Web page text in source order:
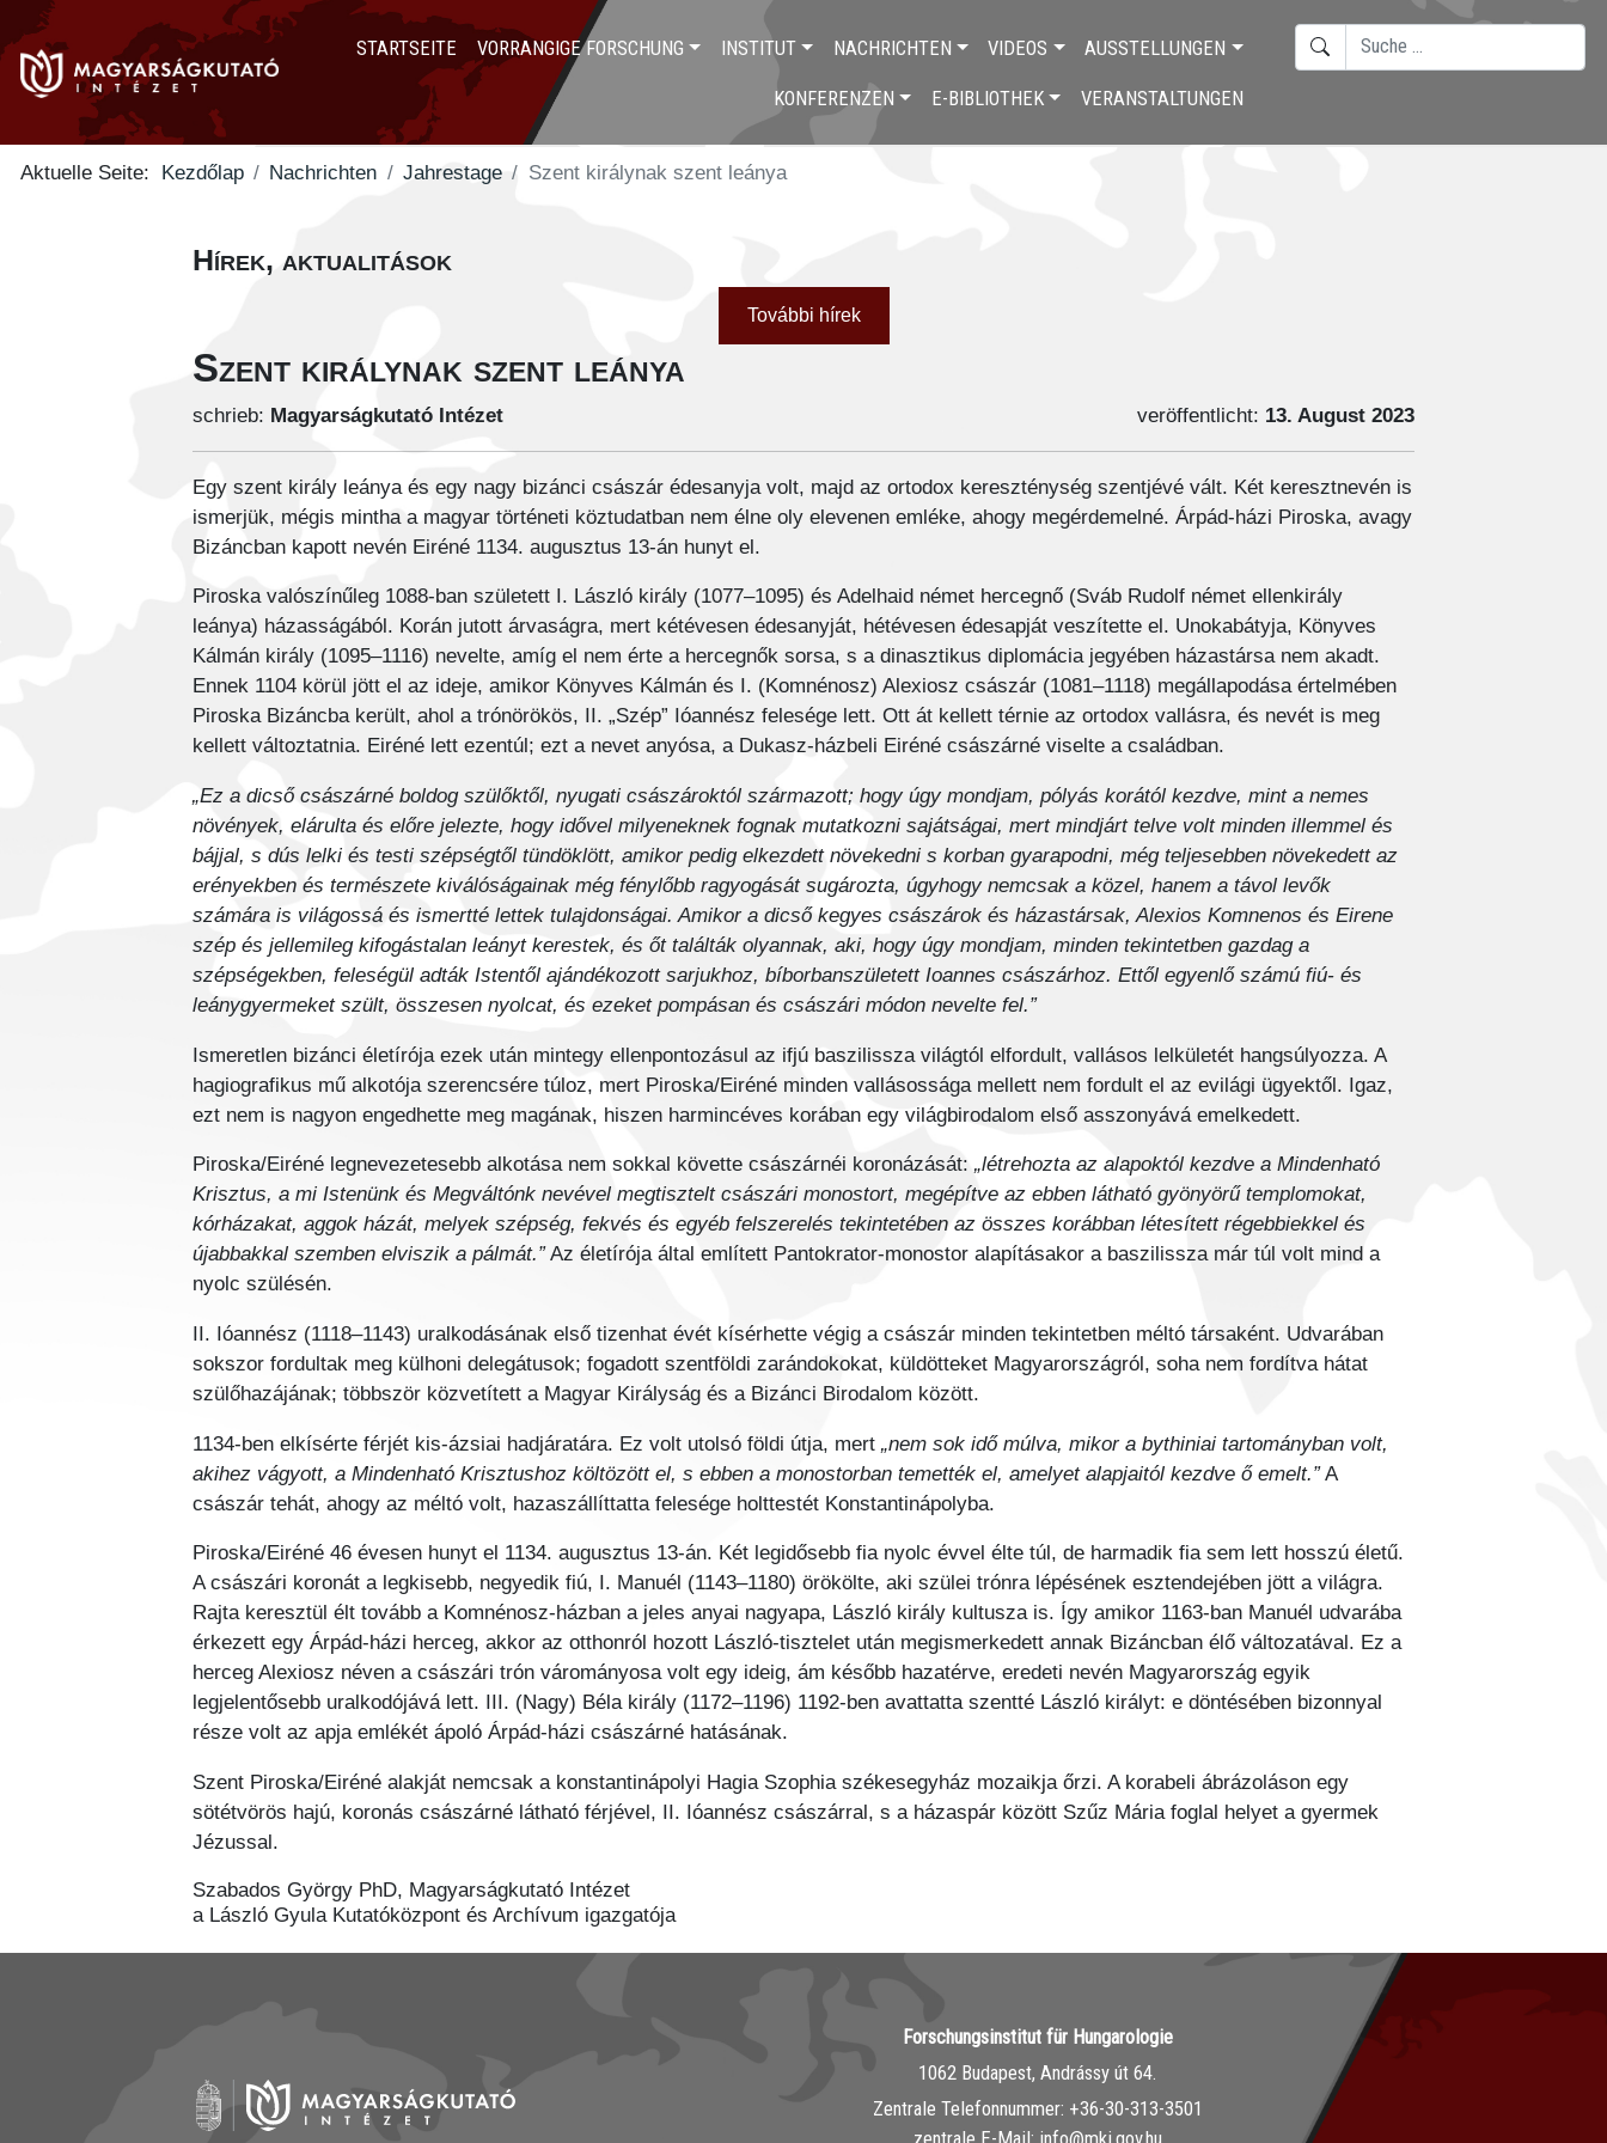
STARTSEITE VORRANGIGE FORSCHUNG INSTITUT NACHRICHTEN VIDEOS AUSSTELLUNGEN
KONFERENZEN E-BIBLIOTHEK VERANSTALTUNGEN
SUCHEN
Aktuelle Seite: Kezdőlap Nachrichten Jahrestage Szent királynak szent leánya
Hírek, aktualitások
További hírek
Szent királynak szent leánya
schrieb: Magyarságkutató Intézet veröffentlicht: 13. August 2023
Egy szent király leánya és egy nagy bizánci császár édesanyja volt, majd az ortodox kereszténység szentjévé vált. Két keresztnevén is
ismerjük, mégis mintha a magyar történeti köztudatban nem élne oly elevenen emléke, ahogy megérdemelné. Árpád-házi Piroska, avagy
Bizáncban kapott nevén Eiréné 1134. augusztus 13-án hunyt el.
Piroska valószínűleg 1088-ban született I. László király (1077–1095) és Adelhaid német hercegnő (Sváb Rudolf német ellenkirály
leánya) házasságából. Korán jutott árvaságra, mert kétévesen édesanyját, hétévesen édesapját veszítette el. Unokabátyja, Könyves
Kálmán király (1095–1116) nevelte, amíg el nem érte a hercegnők sorsa, s a dinasztikus diplomácia jegyében házastársa nem akadt.
Ennek 1104 körül jött el az ideje, amikor Könyves Kálmán és I. (Komnénosz) Alexiosz császár (1081–1118) megállapodása értelmében
Piroska Bizáncba került, ahol a trónörökös, II. „Szép” Ióannész felesége lett. Ott át kellett térnie az ortodox vallásra, és nevét is meg
kellett változtatnia. Eiréné lett ezentúl; ezt a nevet anyósa, a Dukasz-házbeli Eiréné császárné viselte a családban.
„Ez a dicső császárné boldog szülőktől, nyugati császároktól származott; hogy úgy mondjam, pólyás korától kezdve, mint a nemes
növények, elárulta és előre jelezte, hogy idővel milyeneknek fognak mutatkozni sajátságai, mert mindjárt telve volt minden illemmel és
bájjal, s dús lelki és testi szépségtől tündöklött, amikor pedig elkezdett növekedni s korban gyarapodni, még teljesebben növekedett az
erényekben és természete kiválóságainak még fénylőbb ragyogását sugározta, úgyhogy nemcsak a közel, hanem a távol levők
számára is világossá és ismertté lettek tulajdonságai. Amikor a dicső kegyes császárok és házastársak, Alexios Komnenos és Eirene
szép és jellemileg kifogástalan leányt kerestek, és őt találták olyannak, aki, hogy úgy mondjam, minden tekintetben gazdag a
szépségekben, feleségül adták Istentől ajándékozott sarjukhoz, bíborbanszületett Ioannes császárhoz. Ettől egyenlő számú fiú- és
leánygyermeket szült, összesen nyolcat, és ezeket pompásan és császári módon nevelte fel.”
Ismeretlen bizánci életírója ezek után mintegy ellenpontozásul az ifjú baszilissza világtól elfordult, vallásos lelkületét hangsúlyozza. A
hagiografikus mű alkotója szerencsére túloz, mert Piroska/Eiréné minden vallásossága mellett nem fordult el az evilági ügyektől. Igaz,
ezt nem is nagyon engedhette meg magának, hiszen harmincéves korában egy világbirodalom első asszonyává emelkedett.
Piroska/Eiréné legnevezetesebb alkotása nem sokkal követte császárnéi koronázását:„létrehozta az alapoktól kezdve a Mindenható
Krisztus, a mi Istenünk és Megváltónk nevével megtisztelt császári monostort, megépítve az ebben látható gyönyörű templomokat,
kórházakat, aggok házát, melyek szépség, fekvés és egyéb felszerelés tekintetében az összes korábban létesített régebbiekkel és
újabbakkal szemben elviszik a pálmát.”Az életírója által említett Pantokrator-monostor alapításakor a baszilissza már túl volt mind a
nyolc szülésén.
II. Ióannész (1118–1143) uralkodásának első tizenhat évét kísérhette végig a császár minden tekintetben méltó társaként. Udvarában
sokszor fordultak meg külhoni delegátusok; fogadott szentföldi zarándokokat, küldötteket Magyarországról, soha nem fordítva hátat
szülőhazájának; többször közvetített a Magyar Királyság és a Bizánci Birodalom között.
1134-ben elkísérte férjét kis-ázsiai hadjáratára. Ez volt utolsó földi útja, mert„nem sok idő múlva, mikor a bythiniai tartományban volt,
akihez vágyott, a Mindenható Krisztushoz költözött el, s ebben a monostorban temették el, amelyet alapjaitól kezdve ő emelt.”A
császár tehát, ahogy az méltó volt, hazaszállíttatta felesége holttestét Konstantinápolyba.
Piroska/Eiréné 46 évesen hunyt el 1134. augusztus 13-án. Két legidősebb fia nyolc évvel élte túl, de harmadik fia sem lett hosszú életű.
A császári koronát a legkisebb, negyedik fiú, I. Manuél (1143–1180) örökölte, aki szülei trónra lépésének esztendejében jött a világra.
Rajta keresztül élt tovább a Komnénosz-házban a jeles anyai nagyapa, László király kultusza is. Így amikor 1163-ban Manuél udvarába
érkezett egy Árpád-házi herceg, akkor az otthonról hozott László-tisztelet után megismerkedett annak Bizáncban élő változatával. Ez a
herceg Alexiosz néven a császári trón várományosa volt egy ideig, ám később hazatérve, eredeti nevén Magyarország egyik
legjelentősebb uralkodójává lett. III. (Nagy) Béla király (1172–1196) 1192-ben avattatta szentté László királyt: e döntésében bizonnyal
része volt az apja emlékét ápoló Árpád-házi császárné hatásának.
Szent Piroska/Eiréné alakját nemcsak a konstantinápolyi Hagia Szophia székesegyház mozaikja őrzi. A korabeli ábrázoláson egy
sötétvörös hajú, koronás császárné látható férjével, II. Ióannész császárral, s a házaspár között Szűz Mária foglal helyet a gyermek
Jézussal.
Szabados György PhD, Magyarságkutató Intézet
a László Gyula Kutatóközpont és Archívum igazgatója
Forschungsinstitut für Hungarologie
1062 Budapest, Andrássy út 64.
Zentrale Telefonnummer: ‭+36-30-313-3501